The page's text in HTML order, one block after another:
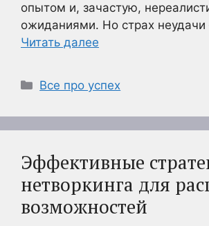
опытом и, зачастую,
ожиданиями. Но страх неудачи
Читать далее
Рубрики
Все про успех
Эффективные
нетворкинга для
возможностей